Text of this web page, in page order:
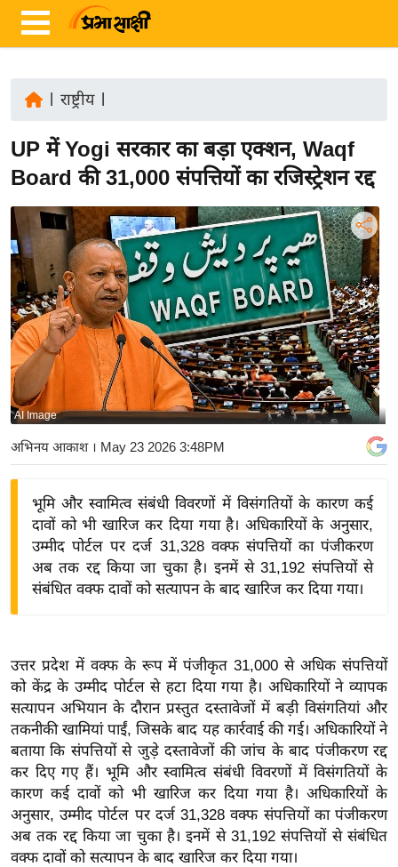
ज़ा
ख
र
रा
ष्ट्री
य
अं
त
र्रा
ष्ट्री
य
बि
ज़
द्यो
त
वि
शे
ष
ज्ञ
रा
य
ब
ज
राष्ट्रीय|
UP में Yogi सरकार का बड़ा एक्शन, Waqf
Board की 31,000 संपत्तियों का रजिस्ट्रेशन रद्द
AI Image
अभिनय आकाश। May 23 2026 3:48PM
भूमि और स्वामित्व संबंधी विवरणों में विसंगतियों के कारण कई
दावों को भी खारिज कर दिया गया है। अधिकारियों के अनुसार,
उम्मीद पोर्टल पर दर्ज 31,328 वक्फ संपत्तियों का पंजीकरण
अब तक रद्द किया जा चुका है। इनमें से 31,192 संपत्तियों से
संबंधित वक्फ दावों को सत्यापन के बाद खारिज कर दिया गया।
उत्तर प्रदेश में वक्फ के रूप में पंजीकृत 31,000 से अधिक संपत्तियों
को केंद्र के उम्मीद पोर्टल से हटा दिया गया है। अधिकारियों ने व्यापक
सत्यापन अभियान के दौरान प्रस्तुत दस्तावेजों में बड़ी विसंगतियां और
तकनीकी खामियां पाईं, जिसके बाद यह कार्रवाई की गई। अधिकारियों ने
बताया कि संपत्तियों से जुड़े दस्तावेजों की जांच के बाद पंजीकरण रद्द
कर दिए गए हैं। भूमि और स्वामित्व संबंधी विवरणों में विसंगतियों के
कारण कई दावों को भी खारिज कर दिया गया है। अधिकारियों के
अनुसार, उम्मीद पोर्टल पर दर्ज 31,328 वक्फ संपत्तियों का पंजीकरण
अब तक रद्द किया जा चुका है। इनमें से 31,192 संपत्तियों से संबंधित
वक्फ दावों को सत्यापन के बाद खारिज कर दिया गया।